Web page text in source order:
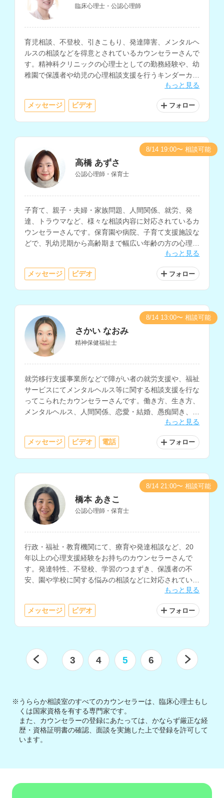
臨床心理士・公認心理師
育児相談、不登校、引きこもり、発達障害、メンタルヘ
ルスの相談などを得意とされているカウンセラーさんで
す。精神科クリニックの心理士としての勤務経験や、幼
稚園で保護者や幼児の心理相談支援を行うキンダーカウ
ンセラー、スクールカウンセラーなどの勤務経験もお持
もっと見る
メッセージ ビデオ フォロー
高橋 あずさ
公認心理師・保育士
子育て、親子・夫婦・家族問題、人間関係、就労、発
達、トラウマなど、様々な相談内容に対応されているカ
ウンセラーさんです。保育園や病院、子育て支援施設な
どで、乳幼児期から高齢期まで幅広い年齢の方の心理支
もっと見る
メッセージ ビデオ フォロー
8/14 19:00〜 相談可能
さかい なおみ
精神保健福祉士
就労移行支援事業所などで障がい者の就労支援や、福祉
サービスにてメンタルヘルス等に関する相談支援を行な
ってこられたカウンセラーさんです。働き方、生き方、
メンタルヘルス、人間関係、恋愛・結婚、愚痴聞き、福
祉サービスの相談などを得意とされています。もっと見る
メッセージ ビデオ 電話 フォロー
8/14 13:00〜 相談可能
橋本 あきこ
公認心理師・保育士
行政・福祉・教育機関にて、療育や発達相談など、20
年以上の心理支援経験をお持ちのカウンセラーさんで
す。発達特性、不登校、学習のつまずき、保護者の不
安、園や学校に関する悩みの相談などに対応されていま
もっと見る
メッセージ ビデオ フォロー
8/14 21:00〜 相談可能
3 4 5 6
※うららか相談室のすべてのカウンセラーは、臨床心理士もし
くは国家資格を有する専門家です。
また、カウンセラーの登録にあたっては、かならず厳正な経
歴・資格証明書の確認、面談を実施した上で登録を許可して
います。